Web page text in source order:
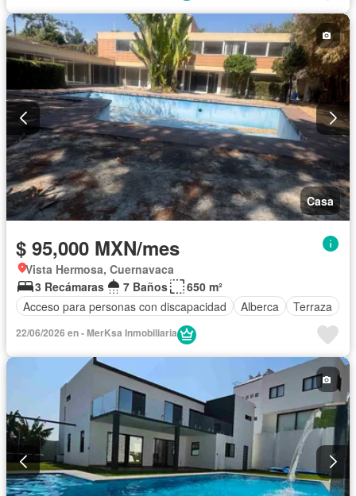
Casa
$ 95,000 MXN/mes
Vista Hermosa, Cuernavaca
3 Recámaras
7 Baños
650 m²
Acceso para personas con discapacidad
Alberca Terraza
22/06/2026 en - MerKsa Inmobiliaria